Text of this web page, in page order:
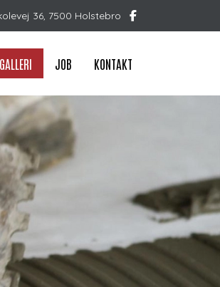
36, 7500 Holstebro
GALLERI JOB KONTAKT